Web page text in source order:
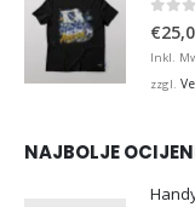
0
€
Inkl.
zzgl.
NAJBOLJE